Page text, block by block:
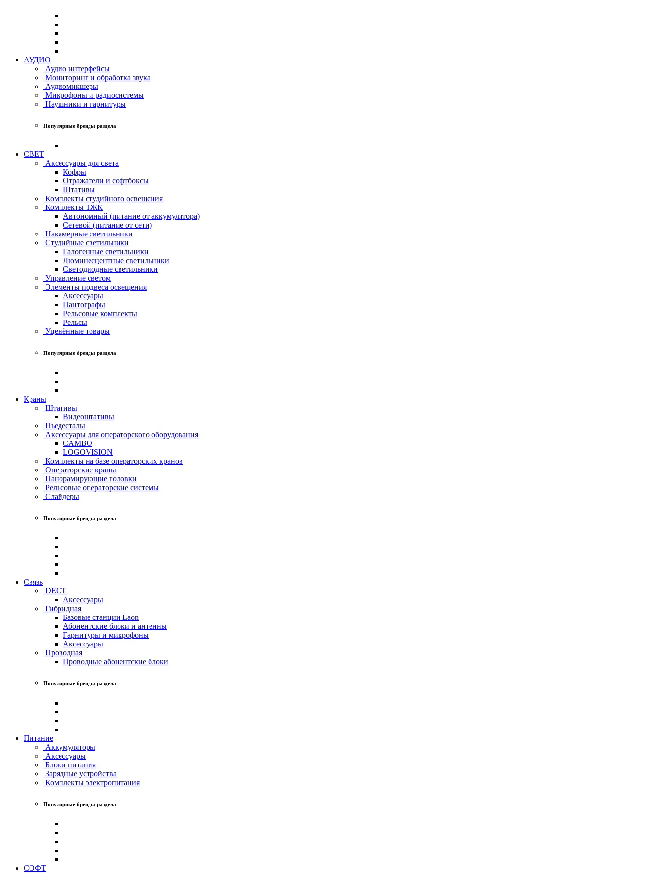
АУДИО
Аудио интерфейсы
Мониторинг и обработка звука
Аудиомикшеры
Микрофоны и радиосистемы
Наушники и гарнитуры
Популярные бренды раздела
СВЕТ
Аксессуары для света
Кофры
Отражатели и софтбоксы
Штативы
Комплекты студийного освещения
Комплекты ТЖК
Автономный (питание от аккумулятора)
Сетевой (питание от сети)
Накамерные светильники
Студийные светильники
Галогенные светильники
Люминесцентные светильники
Светодиодные светильники
Управление светом
Элементы подвеса освещения
Аксессуары
Пантографы
Рельсовые комплекты
Рельсы
Уценённые товары
Популярные бренды раздела
Краны
Штативы
Видеоштативы
Пьедесталы
Аксессуары для операторского оборудования
CAMBO
LOGOVISION
Комплекты на базе операторских кранов
Операторские краны
Панорамирующие головки
Рельсовые операторские системы
Слайдеры
Популярные бренды раздела
Связь
DECT
Аксессуары
Гибридная
Базовые станции Laon
Абонентские блоки и антенны
Гарнитуры и микрофоны
Аксессуары
Проводная
Проводные абонентские блоки
Популярные бренды раздела
Питание
Аккумуляторы
Аксессуары
Блоки питания
Зарядные устройства
Комплекты электропитания
Популярные бренды раздела
СОФТ